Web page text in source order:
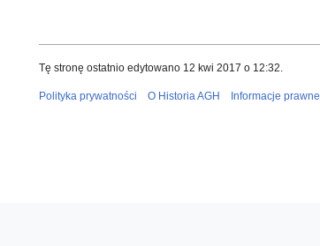
Tę stronę ostatnio edytowano 12 kwi 2017 o 12:32.
Polityka prywatności O Historia AGH Informacje prawne